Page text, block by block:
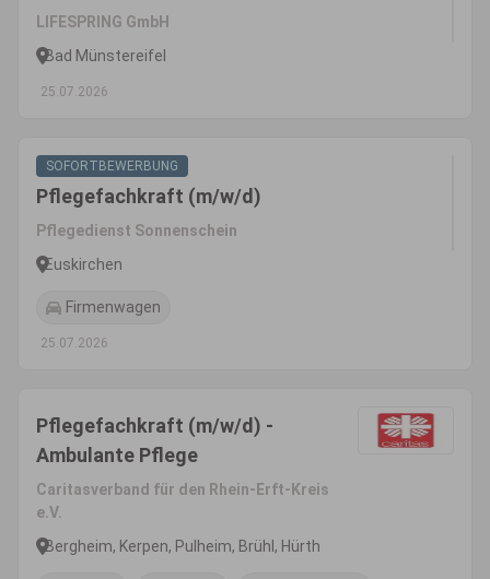
LIFESPRING GmbH
Bad Münstereifel
25.07.2026
SOFORTBEWERBUNG
Pflegefachkraft (m/w/d)
Pflegedienst Sonnenschein
Euskirchen
Firmenwagen
25.07.2026
Pflegefachkraft (m/w/d) -
Ambulante Pflege
Caritasverband für den Rhein-Erft-Kreis
e.V.
Bergheim, Kerpen, Pulheim, Brühl, Hürth